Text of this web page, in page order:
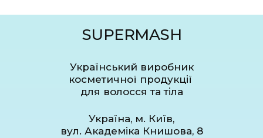
SUPERMASH
Український виробник
косметичної продукції
для волосся та тіла
Україна, м. Київ,
вул. Академіка Книшова, 8